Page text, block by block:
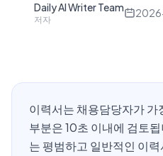
Daily AI Writer Team
저자
이력서는 채용담당자가 가
부분은 10초 이내에 검토
는 평범하고 일반적인 이